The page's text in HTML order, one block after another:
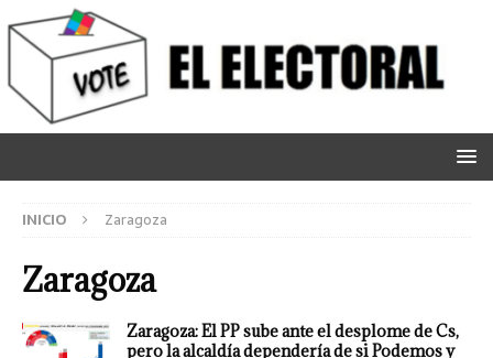
INICIO Zaragoza
Zaragoza
Zaragoza: El PP sube ante el desplome de Cs,
pero la alcaldía dependería de si Podemos y